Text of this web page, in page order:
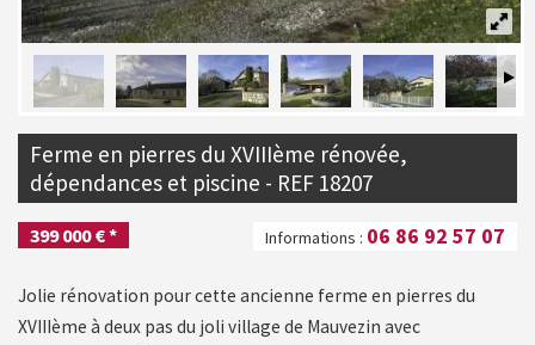
Ferme en pierres du XVIIIème rénovée,
dépendances et piscine - REF 18207
399 000 € * Informations : 06 86 92 57 07
Jolie rénovation pour cette ancienne ferme en pierres du
XVIIIème à deux pas du joli village de Mauvezin avec